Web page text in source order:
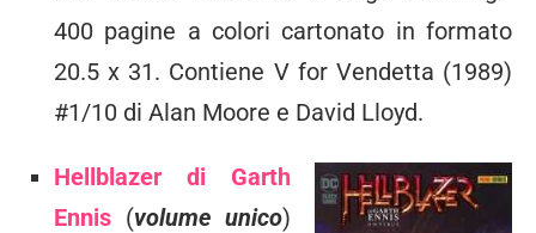
400 pagine a colori cartonato in formato
20.5 x 31. Contiene V for Vendetta (1989)
#1/10 di Alan Moore e David Lloyd.
Hellblazer di Garth
Ennis (volume unico)